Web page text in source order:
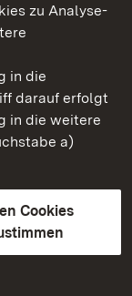
zu Analyse-
in die
darauf erfolgt
in die weitere
a)
Cookies
Württemberg